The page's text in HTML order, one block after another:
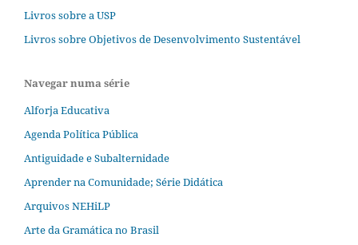
Livros sobre a USP
Livros sobre Objetivos de Desenvolvimento Sustentável
Navegar numa série
Alforja Educativa
Agenda Política Pública
Antiguidade e Subalternidade
Aprender na Comunidade; Série Didática
Arquivos NEHiLP
Arte da Gramática no Brasil